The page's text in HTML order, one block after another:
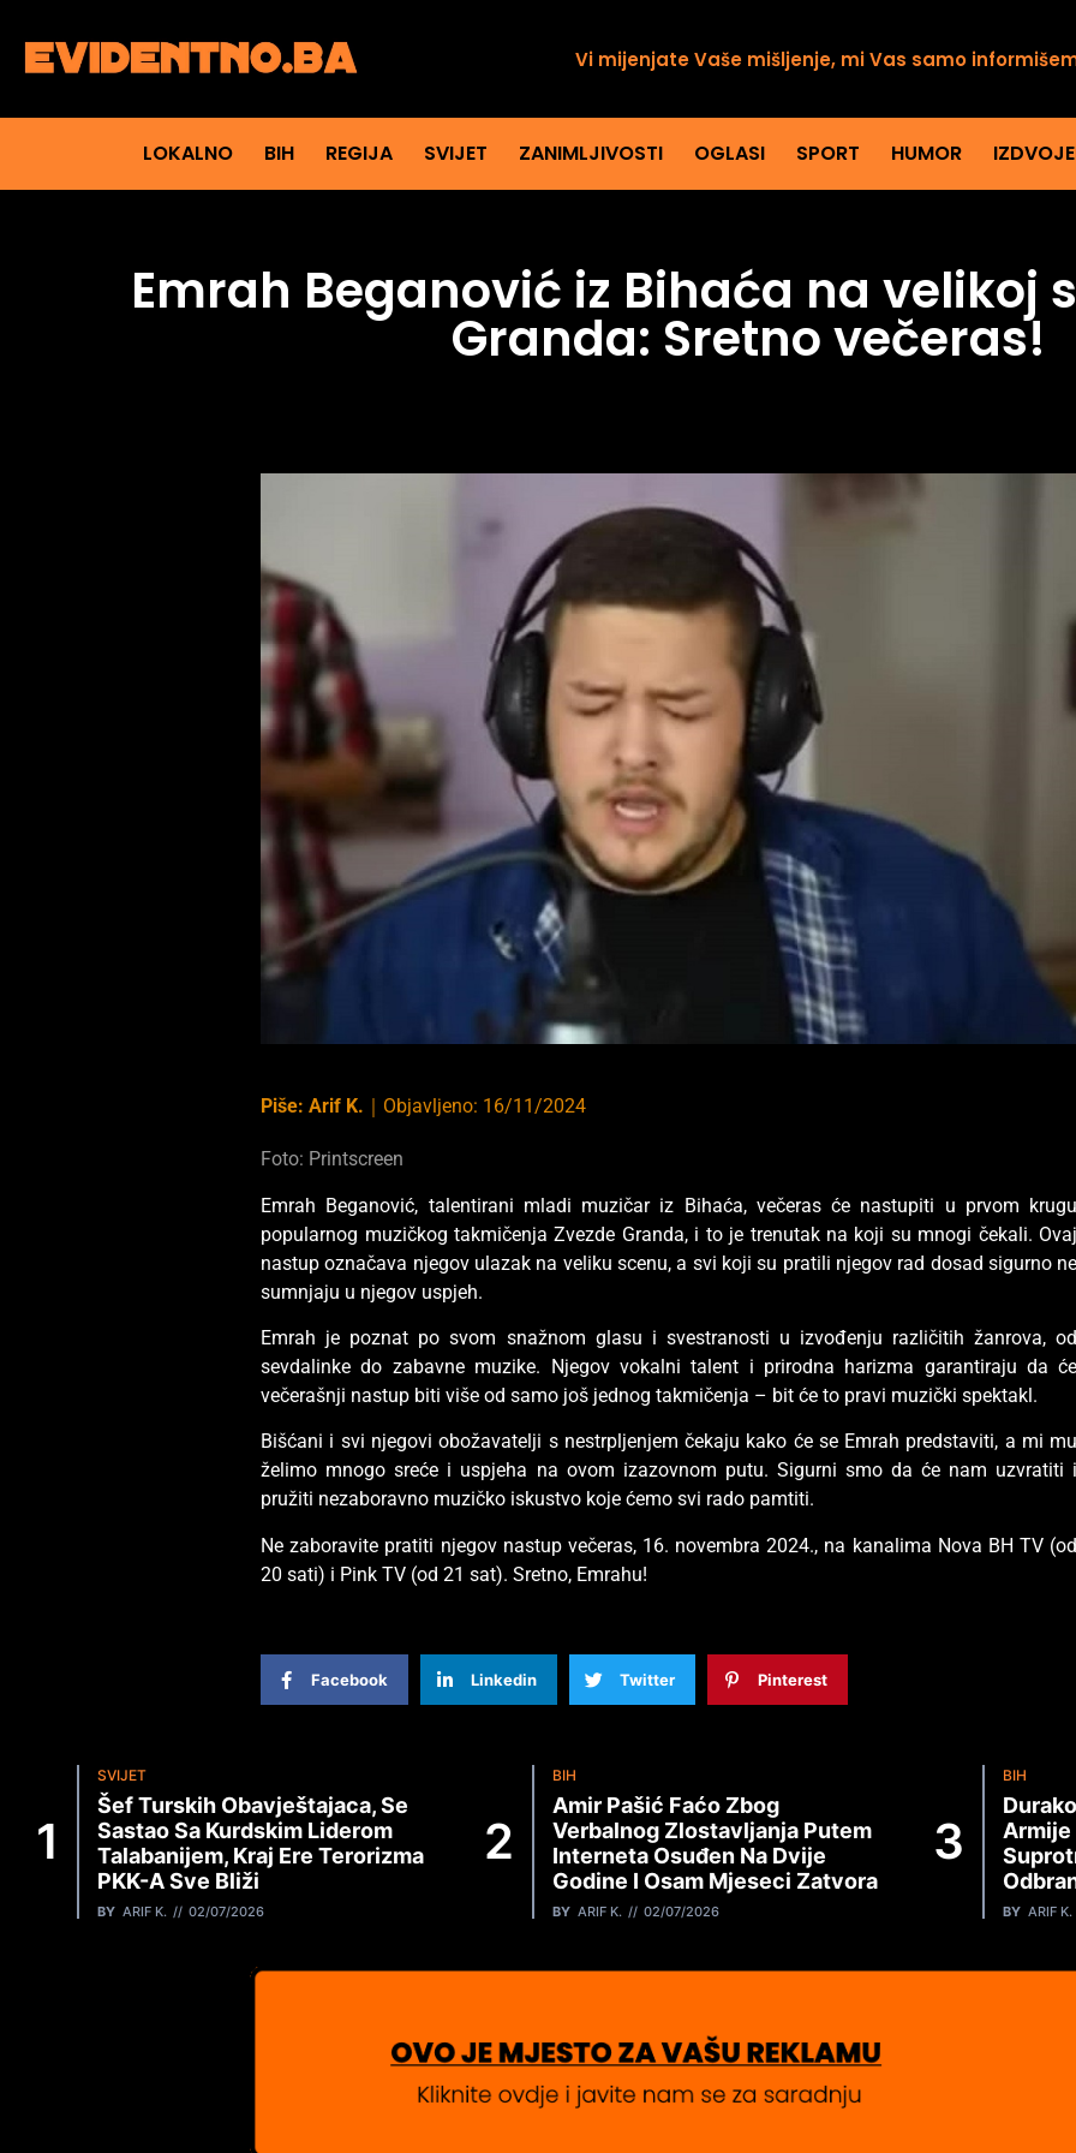
Vi mijenjate Vaše mišljenje, mi Vas samo
LOKALNO BIH REGIJA SVIJET ZANIMLJIVOSTI OGLASI SPORT HUMOR
Emrah Beganović iz Bihaća na velikoj
Granda: Sretno večeras!
Piše: Arif K. Objavljeno: 16/11/2024
Foto: Printscreen
Emrah Beganović, talentirani mladi muzičar iz Bihaća, večeras će nastupiti u prvom krugu
popularnog muzičkog takmičenja Zvezde Granda, i to je trenutak na koji su mnogi čekali. Ovaj
nastup označava njegov ulazak na veliku scenu, a svi koji su pratili njegov rad dosad sigurno ne
sumnjaju u njegov uspjeh.
Emrah je poznat po svom snažnom glasu i svestranosti u izvođenju različitih žanrova, od
sevdalinke do zabavne muzike. Njegov vokalni talent i prirodna harizma garantiraju da će
večerašnji nastup biti više od samo još jednog takmičenja – bit će to pravi muzički spektakl.
Bišćani i svi njegovi obožavatelji s nestrpljenjem čekaju kako će se Emrah predstaviti, a mi mu
želimo mnogo sreće i uspjeha na ovom izazovnom putu. Sigurni smo da će nam uzvratiti i
pružiti nezaboravno muzičko iskustvo koje ćemo svi rado pamtiti.
Ne zaboravite pratiti njegov nastup večeras, 16. novembra 2024., na kanalima Nova BH TV (od
20 sati) i Pink TV (od 21 sat). Sretno, Emrahu!
Facebook Linkedin Twitter Pinterest
SVIJET
Šef Turskih Obavještajaca, Se
Sastao Sa Kurdskim Liderom
Talabanijem, Kraj Ere Terorizma
PKK-A Sve Bliži
BY ARIF K. 02/07/2026
BIH
Amir Pašić Faćo Zbog
Verbalnog Zlostavljanja Putem
Interneta Osuđen Na Dvije
Godine I Osam Mjeseci Zatvora
BY ARIF K. 02/07/2026
BIH
Armije
BY ARIF K.